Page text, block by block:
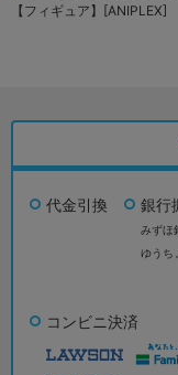
【フィギュア】[ANIPLEX]
代金引換 銀行
みずほ
ゆうち
コンビニ決済